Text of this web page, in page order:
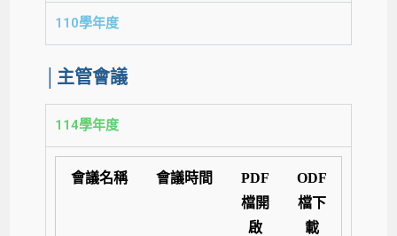
110學年度
│主管會議
114學年度
會議名稱 會議時間
PDF
檔開
啟
ODF
檔下
載